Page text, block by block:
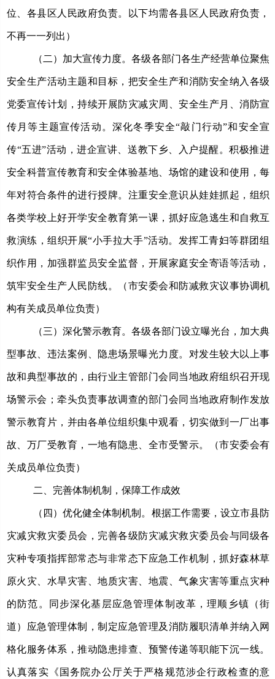
位、 各县区 人民政府负责。以下均需各县区 人民政府负责，
不再一一列出）
（二）加大宣传力度。各级各部门各生产经营单位聚焦
安全生产活动主题和目标，把安全生产和消防安全纳入各级
党委宣传计划，持续开展防灾减灾周、安全生产月、消防宣
传月等主题宣传活动。深化冬季安全“敲门行动”和安全宣
传“五进”活动，进企宣讲、送教下乡、入户提醒。积极推进
安全科普宣传教育和安全体验基地、场馆的建设和使用，每
年对符合条件的进行授牌。注重安全意识从娃娃抓起，组织
各类学校上好开学安全教育第一课，抓好应急逃生和自救互
救演练，组织开展“小手拉大手”活动。发挥工青妇等群团组
织作用，加强群监员安全监督，开展家庭安全寄语等活动，
筑牢安全生产人民防线。 （市安委会和防减救灾议事协调机
构有关成员单位负责）
（三）深化警示教育。各级各部门设立曝光台，加大典
型事故、违法案例、隐患场景曝光力度。对发生较大以上事
故和典型事故的，由行业主管部门会同当地政府组织召开现
场警示会；牵头负责事故调查的部门会同当地政府制作发放
警示教育片，并由各单位组织集中观看，切实做到一厂出事
故、万厂受教育，一地有隐患、全市受警示。（市安委会有
关成员单位负责）
二、完善体制机制，保障工作成效
（四）优化健全体制机制。 根据工作需要，设立市县防
灾减灾救灾委员会， 完善各级防灾减灾救灾委员会与同级各
灾种专项指挥部常态与非常态下应急工作机制，抓好森林草
原火灾、水旱灾害、地质灾害、地震、气象灾害等重点灾种
的防范。 同步深化基层应急管理体制改革，理顺乡镇（街
道）应急管理体制，制定应急管理及消防履职清单并纳入网
格化服务体系，推动隐患排查、预警传递等职能下沉一线。
认真落实《国务院办公厅关于严格规范涉企行政检查的意